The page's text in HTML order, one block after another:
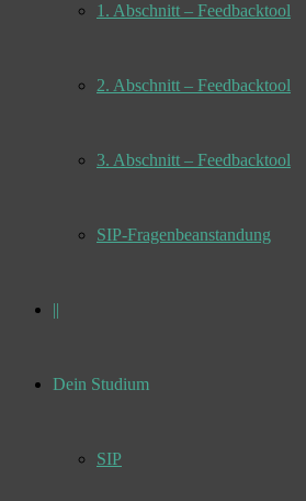
1. Abschnitt – Feedbacktool
2. Abschnitt – Feedbacktool
3. Abschnitt – Feedbacktool
SIP-Fragenbeanstandung
||
Dein Studium
SIP